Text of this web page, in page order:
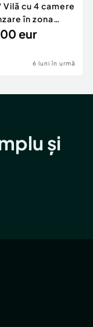
Vilă cu 4 camere
în zona
eur
6 luni în urmă
și